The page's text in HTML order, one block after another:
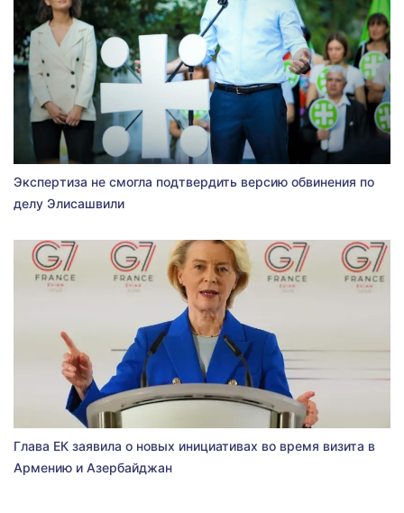
Экспертиза не смогла подтвердить версию обвинения по
делу Элисашвили
Глава ЕК заявила о новых инициативах во время визита в
Армению и Азербайджан